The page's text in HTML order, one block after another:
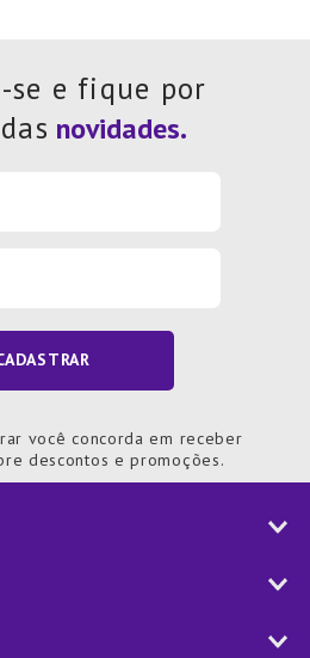
se e fique por
você concorda em receber
descontos e promoções.